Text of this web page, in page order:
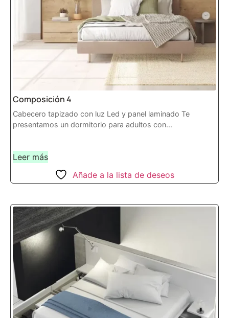
Composición 4
Cabecero tapizado con luz Led y panel laminado Te
presentamos un dormitorio para adultos con...
Leer más
Añade a la lista de deseos